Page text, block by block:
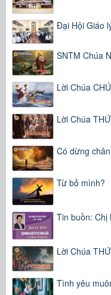
Đại Hội Giáo
SNTM Chúa
Lời Chúa
Lời Chúa
Có dừng
Từ bỏ mình?
Tin buồn: Chị
Lời Chúa
Tình yêu